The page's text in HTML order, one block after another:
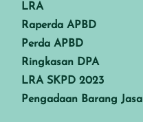
LRA
Raperda APBD
Perda APBD
Ringkasan DPA
LRA SKPD 2023
Pengadaan Barang Jasa